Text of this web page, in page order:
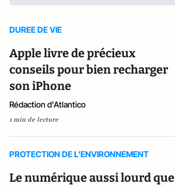
DUREE DE VIE
Apple livre de précieux
conseils pour bien recharger
son iPhone
Rédaction d'Atlantico
1 min de lecture
PROTECTION DE L'ENVIRONNEMENT
Le numérique aussi lourd que